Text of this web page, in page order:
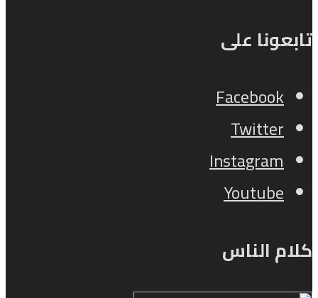
تابعونا على
Facebook
Twitter
Instagram
Youtube
كلام الناس